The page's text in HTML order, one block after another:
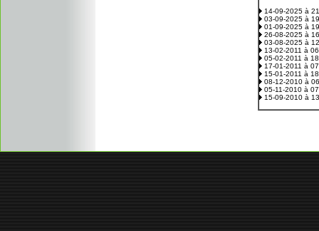
14-09-2025 à
03-09-2025 à
01-09-2025 à
26-08-2025 à
03-08-2025 à
13-02-2011 à
05-02-2011 à
17-01-2011 à
15-01-2011 à
08-12-2010 à
05-11-2010 à
15-09-2010 à